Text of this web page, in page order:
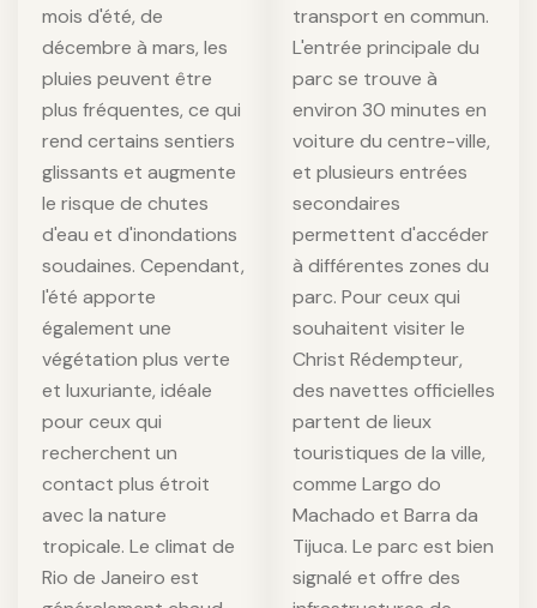
mois d'été, de
décembre à mars, les
pluies peuvent être
plus fréquentes, ce qui
rend certains sentiers
glissants et augmente
le risque de chutes
d'eau et d'inondations
soudaines. Cependant,
l'été apporte
également une
végétation plus verte
et luxuriante, idéale
pour ceux qui
recherchent un
contact plus étroit
avec la nature
tropicale. Le climat de
Rio de Janeiro est
transport en commun.
L'entrée principale du
parc se trouve à
environ 30 minutes en
voiture du centre-ville,
et plusieurs entrées
secondaires
permettent d'accéder
à différentes zones du
parc. Pour ceux qui
souhaitent visiter le
Christ Rédempteur,
des navettes officielles
partent de lieux
touristiques de la ville,
comme Largo do
Machado et Barra da
Tijuca. Le parc est bien
signalé et offre des